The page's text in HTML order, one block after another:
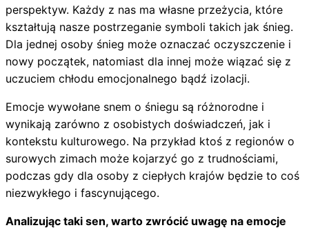
perspektyw. Każdy z nas ma własne przeżycia, które
kształtują nasze postrzeganie symboli takich jak śnieg.
Dla jednej osoby śnieg może oznaczać oczyszczenie i
nowy początek, natomiast dla innej może wiązać się z
uczuciem chłodu emocjonalnego bądź izolacji.
Emocje wywołane snem o śniegu są różnorodne i
wynikają zarówno z osobistych doświadczeń, jak i
kontekstu kulturowego. Na przykład ktoś z regionów o
surowych zimach może kojarzyć go z trudnościami,
podczas gdy dla osoby z ciepłych krajów będzie to coś
niezwykłego i fascynującego.
Analizując taki sen, warto zwrócić uwagę na emocje